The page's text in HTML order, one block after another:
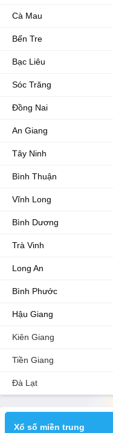
Cà Mau
Bến Tre
Bạc Liêu
Sóc Trăng
Đồng Nai
An Giang
Tây Ninh
Bình Thuận
Vĩnh Long
Bình Dương
Trà Vinh
Long An
Bình Phước
Hậu Giang
Kiên Giang
Tiền Giang
Đà Lạt
Xổ số miền trung